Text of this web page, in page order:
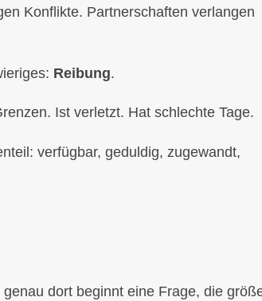
Konflikte. Partnerschaften verlangen
Reibung.
Ist verletzt. Hat schlechte Tage.
verfügbar, geduldig, zugewandt,
dort beginnt eine Frage, die